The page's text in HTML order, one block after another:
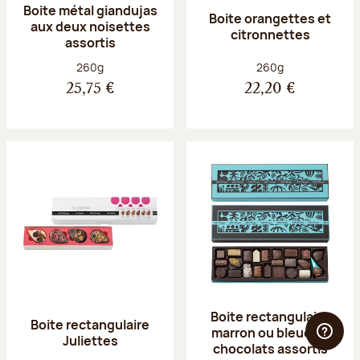
Boite métal giandujas
aux deux noisettes
assortis
Poids net :
260g
25,75 €
Boite orangettes et
citronnettes
Poids net :
260g
22,20 €
Boite rectangulaire
Juliettes
Boite rectangulaire
marron ou bleue 23
chocolats assortis